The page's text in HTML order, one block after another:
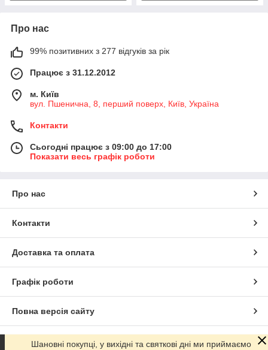
Про нас
99% позитивних з 277 відгуків за рік
Працює з 31.12.2012
м. Київ
вул. Пшенична, 8, перший поверх, Київ, Україна
Контакти
Сьогодні працює з 09:00 до 17:00
Показати весь графік роботи
Про нас
Контакти
Доставка та оплата
Графік роботи
Повна версія сайту
Сайт створено на маркетплейсі Prom.ua
Шановні покупці, у вихідні та святкові дні ми приймаємо